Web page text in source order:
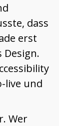
dass
erst
Design.
live und
Wer